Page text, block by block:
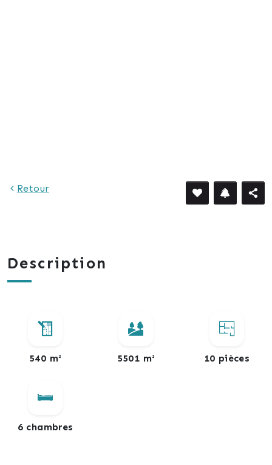
Retour
Description
540 m² 5501 m² 10 pièces
6 chambres